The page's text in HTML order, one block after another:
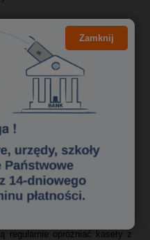
się w wielu branżach.
duże ilości bilonu.
przygotować raport kasowy.
powoduje, że bilon szybko się
liczenie i segregację.
regularnie opróżniać kasety z
Zamknij